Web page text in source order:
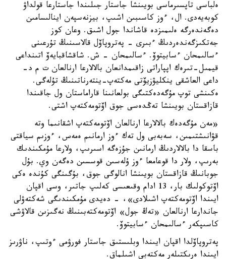
ەلباسى تاپسىرماسى بويىنشا جاستار جىلىندا جاستارعا قولداۋ
كوبەيەدى. ال، ءوز كاسىبىن اشىپ، بيزنەسپەن اينالىسامىن
دەگەندەرگە ەلىمىزدە قاشاندا جول اشىق. وعان كوز
جەتكىزگەندەردىڭ ءبىرى - پەتروپاۆل قالاسىنىڭ تۇرعىنى
ءسالىمحان ءسابيتوۆ. ءسالىمحان - ش. شاقشاقبايەۆ اتىنداعى
قيمىل-تىرەك اپپاراتى زاقىمدانعان بالالارعا ارنالعان ت م د-
داعى العاشقى ينكليۋزيۆتى مەكتەپ-ينتەرناتىنىڭ تۇلەگى.
ەكىنشى توپ مۇگەدەكتىگى بولعانىنا قاراماستان ول جاقىندا
قازاقستان بويىنشا تەڭدەسى جوق اۆتومەكتەپ اشتى.
«مەن مۇگەدەك بالالارعا ارنالعان اۆتومەكتەپ اشقانىما وتە
قۋانىشتىمىن، سەبەبى ول تەك ءوز ارمانىم ەمەس، ءوزىم سياقتى
باسقا دا بالالاردىڭ ارمانىن جۇزەگە اسىرىپ، ولارعا مۇمكىندىك
بەرىپ، ولار دا قوعامعا ءوز ۇلەسىن قوسسىن دەگەن وي. بۇل
جوبانىڭ قازاقستان بويىنشا انالوگى جوق، بۇگىنگى كۇندە ەكى
اۆتوكولىك بار، 13 ادام وقىعىسى كەلىپ جاتىر، وسى اقپان
ايىندا اۆتومەكتەپ اشىلادى»، - دەيدى مۇمكىندىگى شەكتەۋلى
جاندارعا ارنالعان «تەڭ جول» اۆتومەكتەبىنىڭ نەگىزىن قالاۋشى
كاسىپكەر ءسالىمحان ءسابيتوۆ.
پەتروپاۆلدا اقپان ايىندا وبلىستىق جاستار فورۋمى ءوتىپ، ناۋرىز
ايىندا ەرىكتىلەر مەكتەبى اشىلماق.